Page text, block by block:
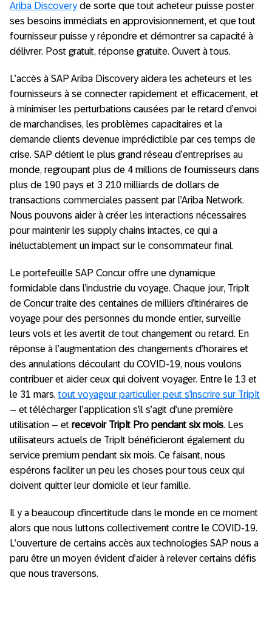
Ariba Discoveryde sorte que tout acheteur puisse poster
ses besoins immédiats en approvisionnement, et que tout
fournisseur puisse y répondre et démontrer sa capacité à
délivrer. Post gratuit, réponse gratuite. Ouvert à tous.
L’accès à SAP Ariba Discovery aidera les acheteurs et les
fournisseurs à se connecter rapidement et efficacement, et
à minimiser les perturbations causées par le retard d’envoi
de marchandises, les problèmes capacitaires et la
demande clients devenue imprédictible par ces temps de
crise. SAP détient le plus grand réseau d’entreprises au
monde, regroupant plus de 4 millions de fournisseurs dans
plus de 190 pays et 3 210 milliards de dollars de
transactions commerciales passent par l’Ariba Network.
Nous pouvons aider à créer les interactions nécessaires
pour maintenir les supply chains intactes, ce qui a
inéluctablement un impact sur le consommateur final.
Le portefeuille SAP Concur offre une dynamique
formidable dans l’industrie du voyage. Chaque jour, TripIt
de Concur traite des centaines de milliers d’itinéraires de
voyage pour des personnes du monde entier, surveille
leurs vols et les avertit de tout changement ou retard. En
réponse à l’augmentation des changements d’horaires et
des annulations découlant du COVID-19, nous voulons
contribuer et aider ceux qui doivent voyager. Entre le 13 et
le 31 mars,tout voyageur particulier peut s’inscrire sur TripIt
– et télécharger l’application s’il s’agit d’une première
utilisation – et recevoir TripIt Pro pendant six mois. Les
utilisateurs actuels de TripIt bénéficieront également du
service premium pendant six mois. Ce faisant, nous
espérons faciliter un peu les choses pour tous ceux qui
doivent quitter leur domicile et leur famille.
Il y a beaucoup d’incertitude dans le monde en ce moment
alors que nous luttons collectivement contre le COVID-19.
L’ouverture de certains accès aux technologies SAP nous a
paru être un moyen évident d’aider à relever certains défis
que nous traversons.